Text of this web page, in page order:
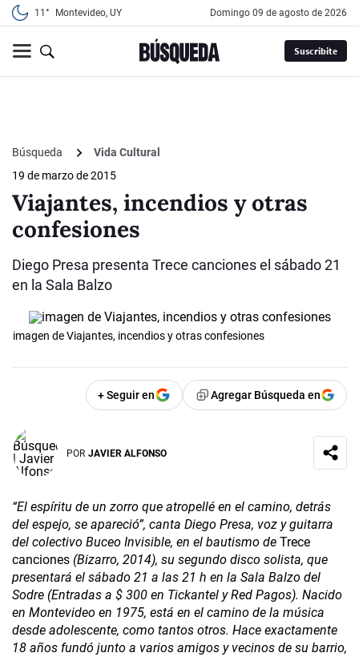
11° Montevideo, UY domingo 09 de agosto de 2026
Suscribite
Búsqueda
Vida Cultural
19 de marzo de 2015
Viajantes, incendios y otras
confesiones
Diego Presa presenta Trece canciones el sábado 21
en la Sala Balzo
imagen de Viajantes, incendios y otras confesiones
+ Seguir en Agregar Búsqueda en
POR JAVIER ALFONSO
“El espíritu de un zorro que atropellé en el camino, detrás
del espejo, se apareció”, canta Diego Presa, voz y guitarra
del colectivo Buceo Invisible, en el bautismo de Trece
canciones (Bizarro, 2014), su segundo disco solista, que
presentará el sábado 21 a las 21 h en la Sala Balzo del
Sodre (Entradas a $ 300 en Tickantel y Red Pagos). Nacido
en Montevideo en 1975, está en el camino de la música
desde adolescente, como tantos otros. Hace exactamente
18 años fundó junto a varios amigos y vecinos de su barrio,